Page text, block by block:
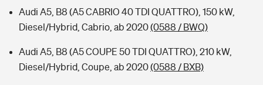
Audi A5, B8 (A5 CABRIO 40 TDI QUATTRO), 150 kW,
Diesel/Hybrid, Cabrio, ab 2020(0588 / BWQ)
Audi A5, B8 (A5 COUPE 50 TDI QUATTRO), 210 kW,
Diesel/Hybrid, Coupe, ab 2020(0588 / BXB)